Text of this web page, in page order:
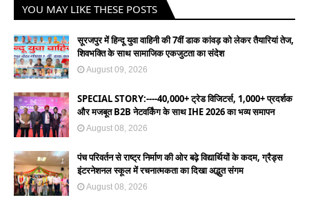
YOU MAY LIKE THESE POSTS
सूरजपुर में हिन्दू युवा वाहिनी की 7वीं डाक कांवड़ को लेकर तैयारियां तेज,
शिवभक्ति के साथ सामाजिक एकजुटता का संदेश
August 09, 2026
SPECIAL STORY:----40,000+ ट्रेड विजिटर्स, 1,000+ प्रदर्शक
और मजबूत B2B नेटवर्किंग के साथ IHE 2026 का भव्य समापन
August 08, 2026
पंच परिवर्तन से राष्ट्र निर्माण की ओर बढ़े विद्यार्थियों के कदम, ग्रैड्स
इंटरनेशनल स्कूल में रचनात्मकता का दिखा अद्भुत संगम
August 08, 2026